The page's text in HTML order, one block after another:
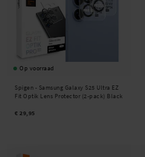
Op voorraad
Spigen - Samsung Galaxy S25 Ultra EZ
Fit Optik Lens Protector (2-pack) Black
€ 29,95